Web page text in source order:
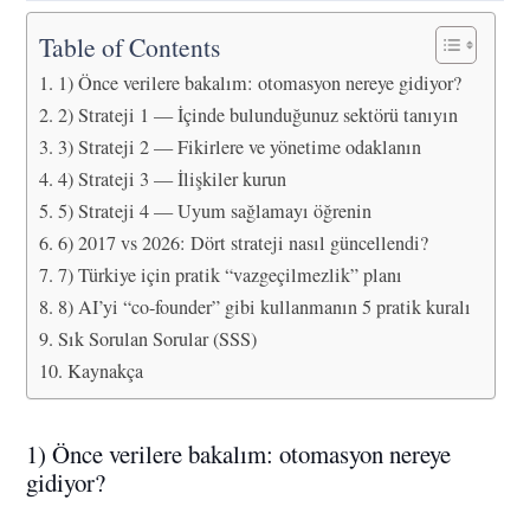
Table of Contents
1) Önce verilere bakalım: otomasyon nereye gidiyor?
2) Strateji 1 — İçinde bulunduğunuz sektörü tanıyın
3) Strateji 2 — Fikirlere ve yönetime odaklanın
4) Strateji 3 — İlişkiler kurun
5) Strateji 4 — Uyum sağlamayı öğrenin
6) 2017 vs 2026: Dört strateji nasıl güncellendi?
7) Türkiye için pratik “vazgeçilmezlik” planı
8) AI’yi “co-founder” gibi kullanmanın 5 pratik kuralı
Sık Sorulan Sorular (SSS)
Kaynakça
1) Önce verilere bakalım: otomasyon nereye
gidiyor?